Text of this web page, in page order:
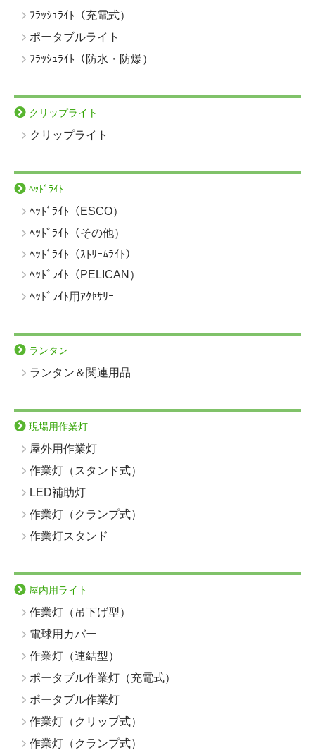
ﾌﾗｯｼｭﾗｲﾄ（充電式）
ポータブルライト
ﾌﾗｯｼｭﾗｲﾄ（防水・防爆）
クリップライト
クリップライト
ﾍｯﾄﾞﾗｲﾄ
ﾍｯﾄﾞﾗｲﾄ（ESCO）
ﾍｯﾄﾞﾗｲﾄ（その他）
ﾍｯﾄﾞﾗｲﾄ（ｽﾄﾘｰﾑﾗｲﾄ）
ﾍｯﾄﾞﾗｲﾄ（PELICAN）
ﾍｯﾄﾞﾗｲﾄ用ｱｸｾｻﾘｰ
ランタン
ランタン＆関連用品
現場用作業灯
屋外用作業灯
作業灯（スタンド式）
LED補助灯
作業灯（クランプ式）
作業灯スタンド
屋内用ライト
作業灯（吊下げ型）
電球用カバー
作業灯（連結型）
ポータブル作業灯（充電式）
ポータブル作業灯
作業灯（クリップ式）
作業灯（クランプ式）